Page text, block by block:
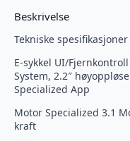
Beskrivelse
Tekniske spesifikasjoner
E-sykkel UI/
System, 2.2″
Specialized App
Motor Specialized 3.1
kraft